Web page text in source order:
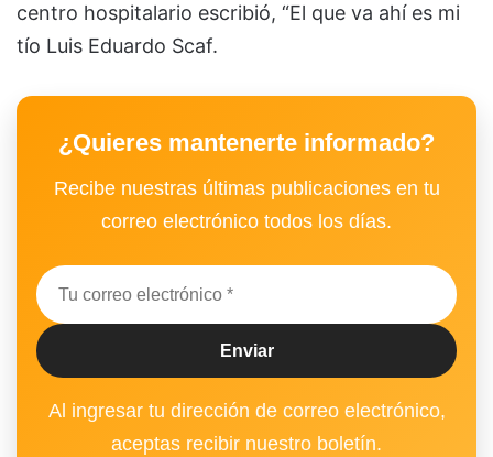
centro hospitalario escribió, “El que va ahí es mi
tío Luis Eduardo Scaf.
¿Quieres mantenerte informado?
Recibe nuestras últimas publicaciones en tu
correo electrónico todos los días.
Al ingresar tu dirección de correo electrónico,
aceptas recibir nuestro boletín.